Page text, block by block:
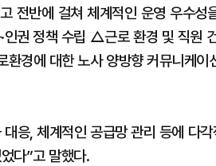
전반에 걸쳐 체계적인 운영 우수성
권 정책 수립 △근로 환경 및 직원
경에 대한 노사 양방향 커뮤니케이
응, 체계적인 공급망 관리 등에 다
다”고 말했다.